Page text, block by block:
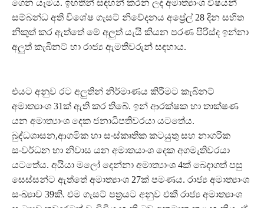
ගෙන යෑමය. ඉහතින් සඳහන් කරන ලද අමාත්‍යාංශ විෂයන්
සම්බන්ධ අති විශේෂ ගැසට් නිවේදනය අප්‍රේල් 28 දින සහිත
නිකුත් කර ඇත්තේ මේ අලුත් යැයි කියන පරණ පිරිස්ද ඉන්නා
අලුත් කැබිනට් හා රාජ්‍ය ඇමතිවරුන් සඳහාය.
එයට අනුව රට අලුතින් නිර්මාණය කිරීමට කැබිනට්
අමාත්‍යාංශ 31ක් ඇති කර තිබේ. ඉන් ආරක්ෂක හා තාක්ෂණ
යන අමාත්‍යාංශ දෙක ජනාධිපතිවරයා යටතේය.
බුද්ධශාසන,ආගමික හා සංස්කෘතික කටයුතු සහ නාගරික
සංවර්ධන හා නිවාස යන අමාතයාංශ දෙක අගමැතිවරයා
යටතේය. අයියා මලෝ දෙන්නා අමාත්‍යාංශ 4ක් බෙදාගත් පසු
සෙස්සන්ට ඇත්තේ අමාත්‍යාංශ 27ක් පමණය. රාජ්‍ය අමාත්‍යාංශ
සංඛ්‍යාව 39කි. එම ගැසට් පත්‍රයට අනුව එකී රාජ්‍ය අමාත්‍යාංශ